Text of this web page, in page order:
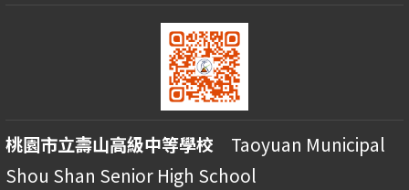
桃園市立壽山高級中等學校 Taoyuan Municipal
Shou Shan Senior High School